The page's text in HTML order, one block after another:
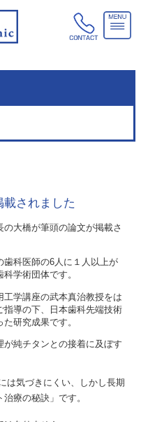
されました
大橋が筆頭の論文が掲載さ
歯科医師の6人に１人以上が
学術団体です。
学講座の武本真治教授をは
指導の下、日本歯科先端技術
研究成果です。
純チタンとの接着に及ぼす
は気づきにくい、しかし長期
療の秘訣」です。